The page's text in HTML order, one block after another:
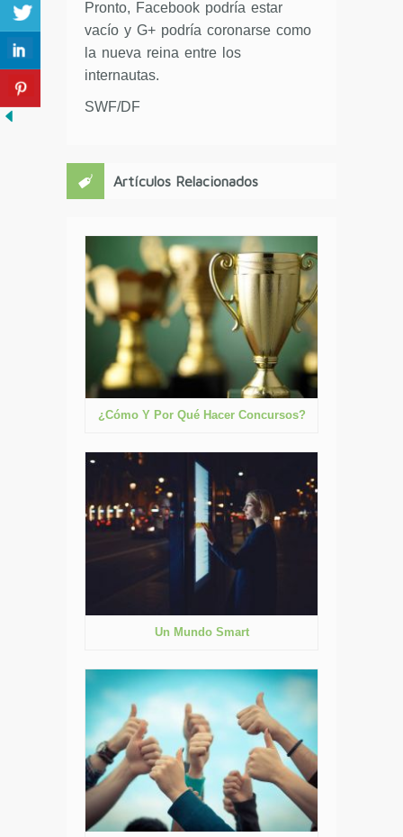
Pronto, Facebook podría estar
vacío y G+ podría coronarse como
la nueva reina entre los
internautas.
SWF/DF
Artículos Relacionados
¿Cómo Y Por Qué Hacer Concursos?
Un Mundo Smart